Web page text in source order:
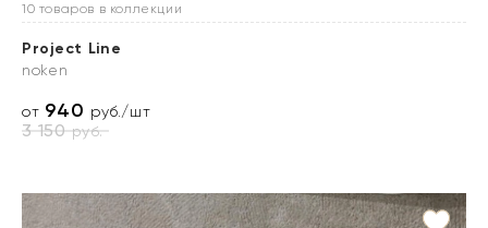
10 товаров в коллекции
Project Line
noken
от 940 руб./шт
3 150руб.